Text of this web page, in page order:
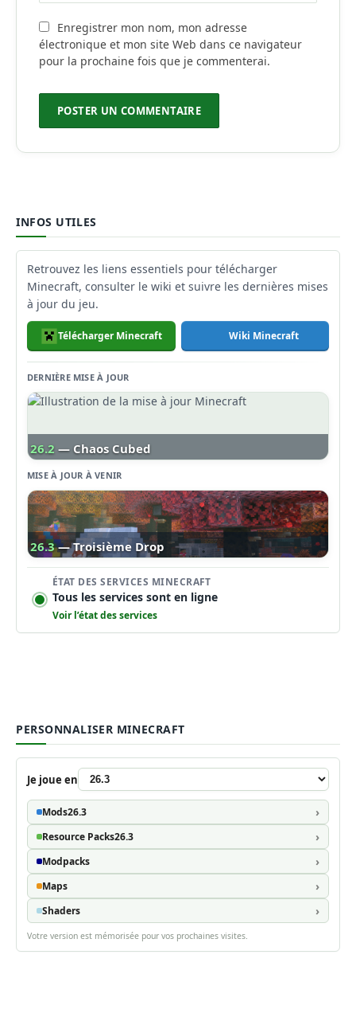
Enregistrer mon nom, mon adresse
électronique et mon site Web dans ce navigateur
pour la prochaine fois que je commenterai.
INFOS UTILES
Retrouvez les liens essentiels pour télécharger
Minecraft, consulter le wiki et suivre les dernières mises
à jour du jeu.
Télécharger Minecraft Wiki Minecraft
DERNIÈRE MISE À JOUR
26.2 — Chaos Cubed
MISE À JOUR À VENIR
26.3 — Troisième Drop
ÉTAT DES SERVICES MINECRAFT
Tous les services sont en ligne
Voir l’état des services
PERSONNALISER MINECRAFT
Je joue en
Mods26.3
Resource Packs26.3
Modpacks
Maps
Shaders
Votre version est mémorisée pour vos prochaines visites.